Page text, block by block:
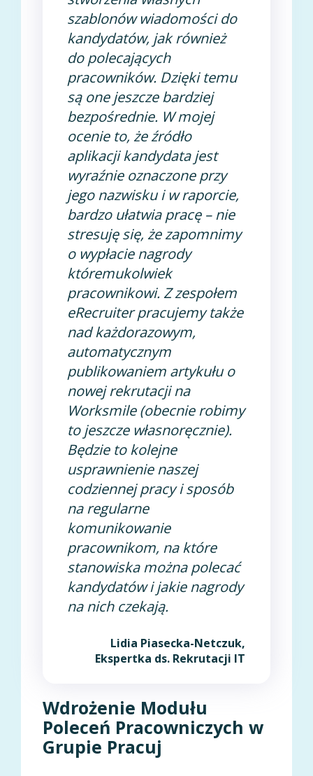
szablonów wiadomości do
kandydatów, jak również
do polecających
pracowników. Dzięki temu
są one jeszcze bardziej
bezpośrednie. W mojej
ocenie to, że źródło
aplikacji kandydata jest
wyraźnie oznaczone przy
jego nazwisku i w raporcie,
bardzo ułatwia pracę – nie
stresuję się, że zapomnimy
o wypłacie nagrody
któremukolwiek
pracownikowi. Z zespołem
eRecruiter pracujemy także
nad każdorazowym,
automatycznym
publikowaniem artykułu o
nowej rekrutacji na
Worksmile (obecnie robimy
to jeszcze własnoręcznie).
Będzie to kolejne
usprawnienie naszej
codziennej pracy i sposób
na regularne
komunikowanie
pracownikom, na które
stanowiska można polecać
kandydatów i jakie nagrody
na nich czekają.
Lidia Piasecka-Netczuk,
Ekspertka ds. Rekrutacji IT
Wdrożenie Modułu
Poleceń Pracowniczych w
Grupie Pracuj